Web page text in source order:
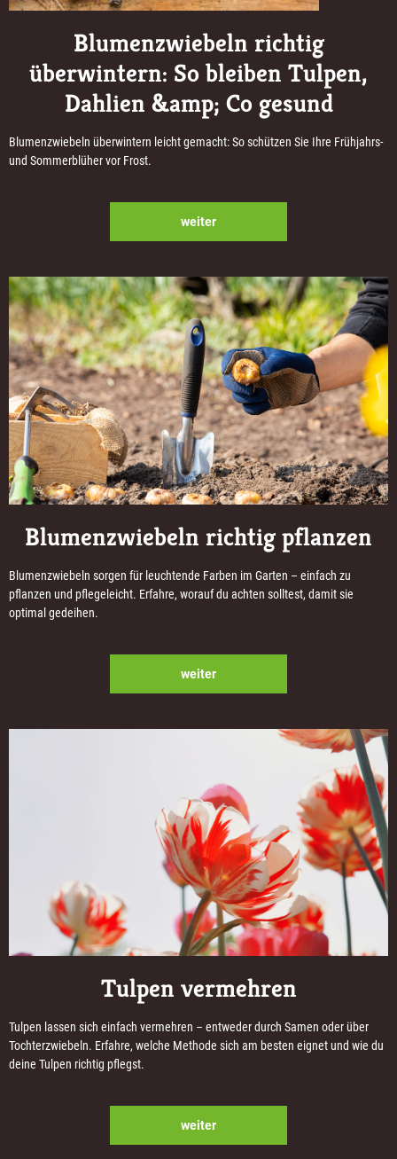
Blumenzwiebeln richtig
überwintern: So bleiben Tulpen,
Dahlien &amp; Co gesund
Blumenzwiebeln überwintern leicht gemacht: So schützen Sie Ihre Frühjahrs-
und Sommerblüher vor Frost.
weiter
Blumenzwiebeln richtig pflanzen
Blumenzwiebeln sorgen für leuchtende Farben im Garten – einfach zu
pflanzen und pflegeleicht. Erfahre, worauf du achten solltest, damit sie
optimal gedeihen.
weiter
Tulpen vermehren
Tulpen lassen sich einfach vermehren – entweder durch Samen oder über
Tochterzwiebeln. Erfahre, welche Methode sich am besten eignet und wie du
deine Tulpen richtig pflegst.
weiter